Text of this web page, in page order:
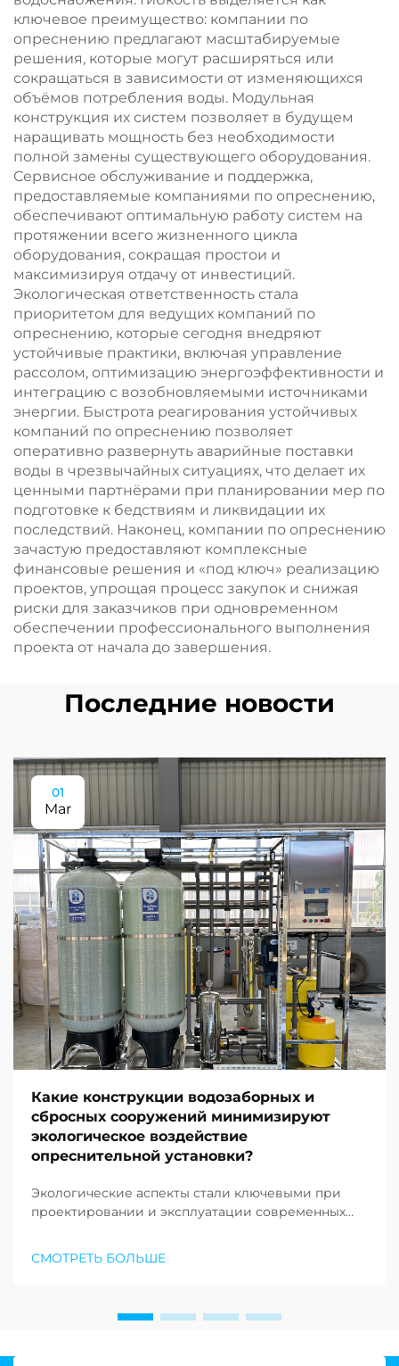
ключевое преимущество: компании по
опреснению предлагают масштабируемые
решения, которые могут расширяться или
сокращаться в зависимости от изменяющихся
объёмов потребления воды. Модульная
конструкция их систем позволяет в будущем
наращивать мощность без необходимости
полной замены существующего оборудования.
Сервисное обслуживание и поддержка,
предоставляемые компаниями по опреснению,
обеспечивают оптимальную работу систем на
протяжении всего жизненного цикла
оборудования, сокращая простои и
максимизируя отдачу от инвестиций.
Экологическая ответственность стала
приоритетом для ведущих компаний по
опреснению, которые сегодня внедряют
устойчивые практики, включая управление
рассолом, оптимизацию энергоэффективности и
интеграцию с возобновляемыми источниками
энергии. Быстрота реагирования устойчивых
компаний по опреснению позволяет
оперативно развернуть аварийные поставки
воды в чрезвычайных ситуациях, что делает их
ценными партнёрами при планировании мер по
подготовке к бедствиям и ликвидации их
последствий. Наконец, компании по опреснению
зачастую предоставляют комплексные
финансовые решения и «под ключ» реализацию
проектов, упрощая процесс закупок и снижая
риски для заказчиков при одновременном
обеспечении профессионального выполнения
проекта от начала до завершения.
Последние новости
01
Mar
Какие конструкции водозаборных и
сбросных сооружений минимизируют
экологическое воздействие
опреснительной установки?
Экологические аспекты стали ключевыми при
проектировании и эксплуатации современных
ставить под угрозу сообщества по всему земному
СМОТРЕТЬ БОЛЬШЕ